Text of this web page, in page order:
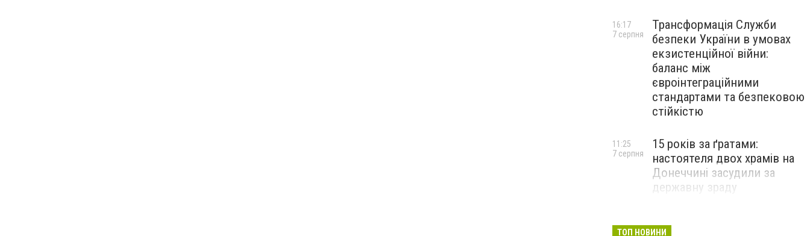
Трансформація Служби
безпеки України в умовах
екзистенційної війни:
баланс між
євроінтеграційними
стандартами та безпековою
стійкістю
16:17
7 серпня
15 років за ґратами:
настоятеля двох храмів на
Донеччині засудили за
державну зраду
11:25
7 серпня
7 серпня
ТОП НОВИНИ